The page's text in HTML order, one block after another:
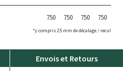
750 750 750 750
*y compris 25 mm de décalage / recul
Envois et Retours